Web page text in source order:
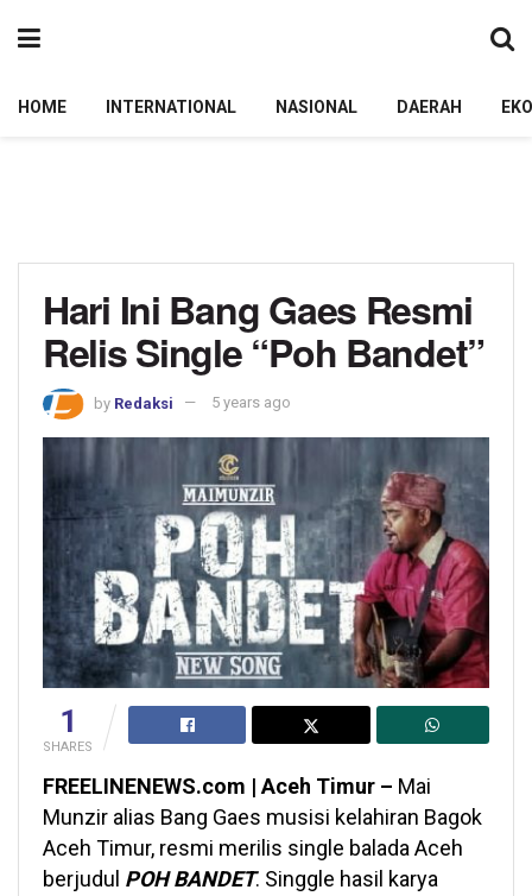
HOME INTERNATIONAL NASIONAL DAERAH
Hari Ini Bang Gaes Resmi
Relis Single “Poh Bandet”
by Redaksi 5 years ago
1
SHARES
FREELINENEWS.com | Aceh Timur – Mai
Munzir alias Bang Gaes musisi kelahiran Bagok
Aceh Timur, resmi merilis single balada Aceh
berjudul POH BANDET. Singgle hasil karya